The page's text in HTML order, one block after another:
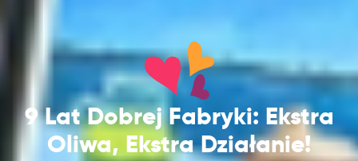
9 Lat Dobrej Fabryki: Ekstra
Oliwa, Ekstra Działanie!